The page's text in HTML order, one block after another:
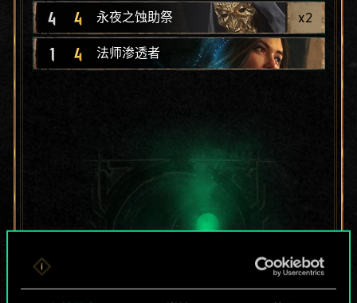
4 4 永夜之蚀助祭 x2
1 4 法师渗透者